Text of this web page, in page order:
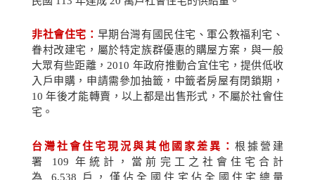
非社會住宅： 早期台灣有國民住宅、軍公教福利宅、
眷村改建宅，屬於特定族群優惠的購屋方案，與一般
大眾有些距離，2010 年政府推動合宜住宅，提供低收
入戶申購，申請需參加抽籤，中籤者房屋有閉鎖期，
10 年後才能轉賣，以上都是出售形式，不屬於社會住
宅。
台灣社會住宅現況與其他國家差異： 根據營建
署
109
年統計，當前完工之社會住宅合計
為
6,538
戶，僅佔全國住宅佔全國住宅總量